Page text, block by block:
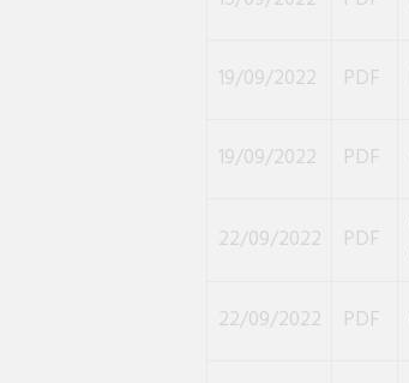
19/09/2022 PDF
19/09/2022 PDF
22/09/2022 PDF
22/09/2022
PDF